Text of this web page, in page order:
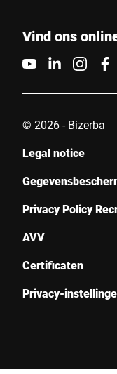
Vind ons
© 2026 - Bizerba
Legal notice
Privacy Policy
AVV
Certificaten
Privacy-